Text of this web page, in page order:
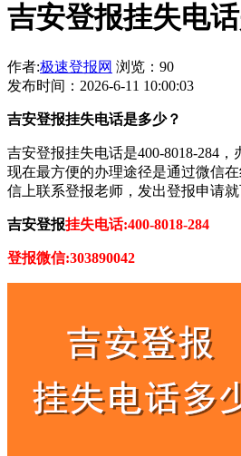
吉安登报挂失电
作者:极速登报网 浏览：90
发布时间：2026-6-11 10:00:03
吉安登报挂失电话是多少？
吉安登报挂失电话是400-8018-284，
现在最方便的办理途径是通过微信
信上联系登报老师，发出登报申请就
吉安登报挂失电话:400-8018-284
登报微信:303890042